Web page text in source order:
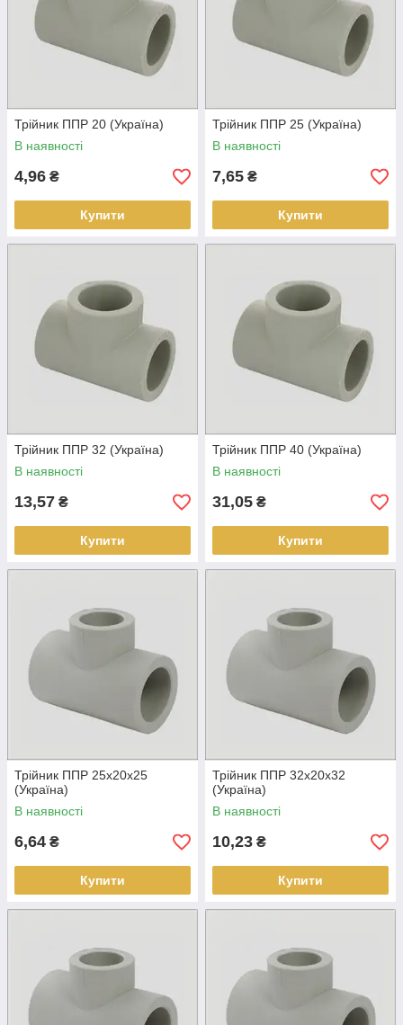
Трійник ППР 20 (Україна)
В наявності
4,96 ₴
Купити
Трійник ППР 25 (Україна)
В наявності
7,65 ₴
Купити
Трійник ППР 32 (Україна)
В наявності
13,57 ₴
Купити
Трійник ППР 40 (Україна)
В наявності
31,05 ₴
Купити
Трійник ППР 25х20х25
(Україна)
В наявності
6,64 ₴
Купити
Трійник ППР 32х20х32
(Україна)
В наявності
10,23 ₴
Купити